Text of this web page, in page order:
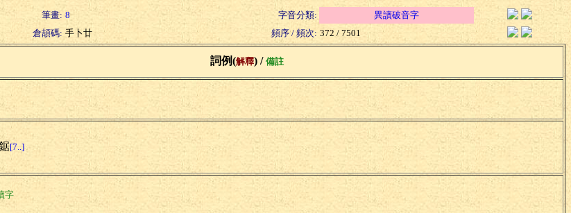
筆畫: 8 字音分類:
異讀破音字
倉頡碼: 手卜廿 頻序 / 頻次: 372 / 7501
詞例(解釋) / 備註
[7..]
字